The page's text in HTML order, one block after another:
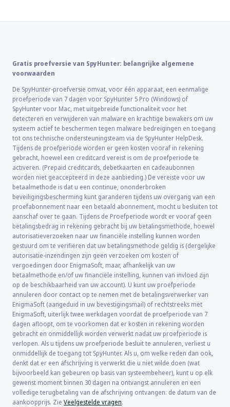
Gratis proefversie van SpyHunter: belangrijke algemene
voorwaarden
De SpyHunter-proefversie omvat, voor één apparaat, een eenmalige
proefperiode van 7 dagen voor SpyHunter 5 Pro (Windows) of
SpyHunter voor Mac, met uitgebreide functionaliteit voor het
detecteren en verwijderen van malware en krachtige bewakers om uw
systeem actief te beschermen tegen malware bedreigingen en toegang
tot ons technische ondersteuningsteam via de SpyHunter HelpDesk.
Tijdens de proefperiode worden er geen kosten vooraf in rekening
gebracht, hoewel een creditcard vereist is om de proefperiode te
activeren. (Prepaid creditcards, debetkaarten en cadeaubonnen
worden niet geaccepteerd in deze aanbieding.) De vereiste voor uw
betaalmethode is dat u een continue, ononderbroken
beveiligingsbescherming kunt garanderen tijdens uw overgang van een
proefabonnement naar een betaald abonnement, mocht u besluiten tot
aanschaf over te gaan. Tijdens de Proefperiode wordt er vooraf geen
betalingsbedrag in rekening gebracht bij uw betalingsmethode, hoewel
autorisatieverzoeken naar uw financiële instelling kunnen worden
gestuurd om te verifiëren dat uw betalingsmethode geldig is (dergelijke
autorisatie-inzendingen zijn geen verzoeken om kosten of
vergoedingen door EnigmaSoft, maar, afhankelijk van uw
betaalmethode en/of uw financiële instelling, kunnen van invloed zijn
op de beschikbaarheid van uw account). U kunt uw proefperiode
annuleren door contact op te nemen met de betalingsverwerker van
EnigmaSoft (aangeduid in uw bevestigingsmail) of rechtstreeks met
EnigmaSoft, uiterlijk twee werkdagen voordat de proefperiode van 7
dagen afloopt, om te voorkomen dat er kosten in rekening worden
gebracht en onmiddellijk worden verwerkt nadat uw proefperiode is
verlopen. Als u tijdens uw proefperiode besluit te annuleren, verliest u
onmiddellijk de toegang tot SpyHunter. Als u, om welke reden dan ook,
denkt dat er een afschrijving is verwerkt die u niet wilde doen (wat
bijvoorbeeld kan gebeuren op basis van systeembeheer), kunt u op elk
gewenst moment binnen 30 dagen na ontvangst annuleren en een
volledige terugbetaling van de afschrijving ontvangen. de datum van de
aankoopprijs. Zie Veelgestelde vragen.